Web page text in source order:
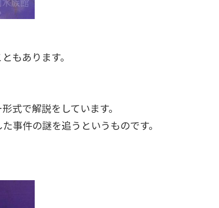
もあります。
式で解説をしています。
事件の謎を追うというものです。